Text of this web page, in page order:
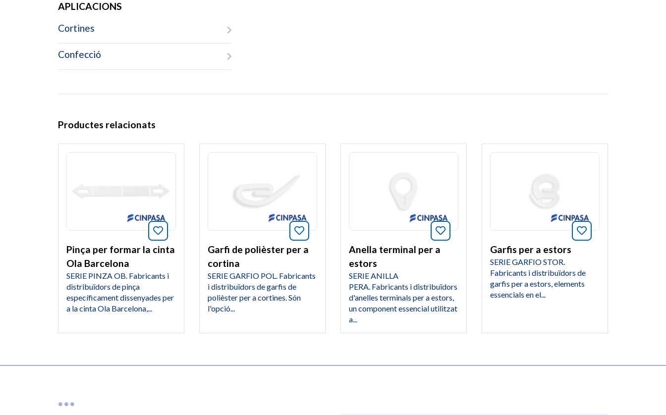
APLICACIONS
Cortines
Confecció
Productes relacionats
Afegeix a favorits aquest article
Pinça per formar la cinta
Ola Barcelona
SERIE PINZA OB. Fabricants i
distribuïdors de pinça
específicament dissenyades per
a la cinta Ola Barcelona,...
Afegeix a favorits aquest article
Garfi de polièster per a
cortina
SERIE GARFIO POL. Fabricants
i distribuïdors de garfis de
polièster per a cortines. Són
l'opció...
Afegeix a favorits aquest article
Anella terminal per a
estors
SERIE ANILLA
PERA. Fabricants i distribuïdors
d'anelles terminals per a estors,
un component essencial utilitzat
a...
Afegeix a favorits
Garfis per a estors
SERIE GARFIO STOR.
Fabricants i distribuïdors de
garfis per a estors, elements
essencials en el...